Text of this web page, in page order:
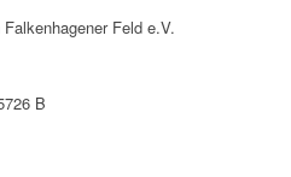
Feld e.V.
B